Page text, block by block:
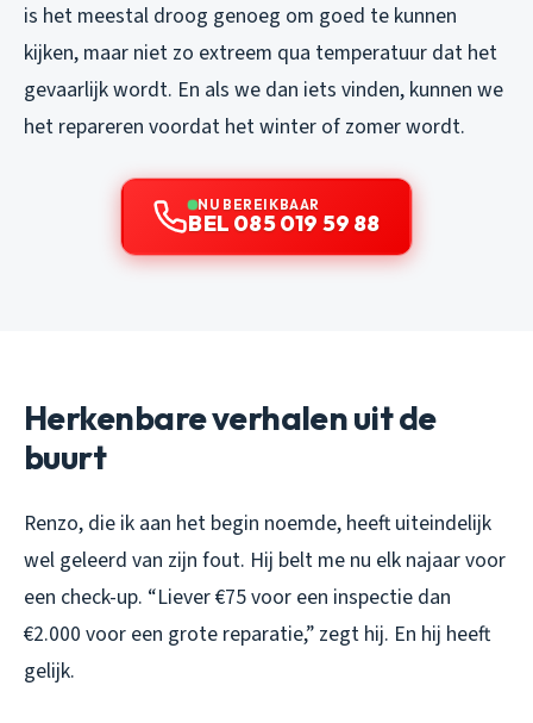
is het meestal droog genoeg om goed te kunnen
kijken, maar niet zo extreem qua temperatuur dat het
gevaarlijk wordt. En als we dan iets vinden, kunnen we
het repareren voordat het winter of zomer wordt.
NU BEREIKBAAR
BEL 085 019 59 88
Herkenbare verhalen uit de
buurt
Renzo, die ik aan het begin noemde, heeft uiteindelijk
wel geleerd van zijn fout. Hij belt me nu elk najaar voor
een check-up. “Liever €75 voor een inspectie dan
€2.000 voor een grote reparatie,” zegt hij. En hij heeft
gelijk.